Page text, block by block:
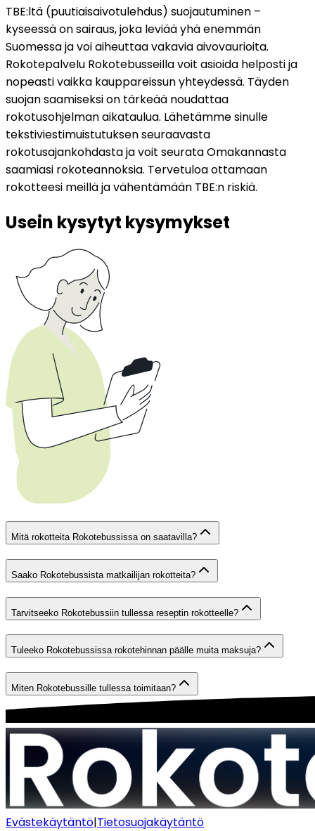
TBE:ltä (puutiaisaivotulehdus) suojautuminen –
kyseessä on sairaus, joka leviää yhä enemmän
Suomessa ja voi aiheuttaa vakavia aivovaurioita.
Rokotepalvelu Rokotebusseilla voit asioida helposti ja
nopeasti vaikka kauppareissun yhteydessä. Täyden
suojan saamiseksi on tärkeää noudattaa
rokotusohjelman aikataulua. Lähetämme sinulle
tekstiviestimuistutuksen seuraavasta
rokotusajankohdasta ja voit seurata Omakannasta
saamiasi rokoteannoksia. Tervetuloa ottamaan
rokotteesi meillä ja vähentämään TBE:n riskiä.
Usein kysytyt kysymykset
Mitä rokotteita Rokotebussissa on saatavilla?
Saako Rokotebussista matkailijan rokotteita?
Tarvitseeko Rokotebussiin tullessa reseptin rokotteelle?
Tuleeko Rokotebussissa rokotehinnan päälle muita maksuja?
Miten Rokotebussille tullessa toimitaan?
Evästekäytäntö|Tietosuojakäytäntö